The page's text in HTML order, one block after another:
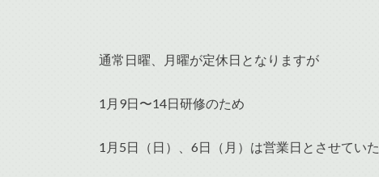
通常日曜、月曜が定休日となりますが
1月9日〜14日研修のため
1月5日（日）、6日（月）は営業日とさせてい